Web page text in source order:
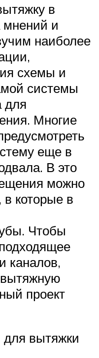
в
мнений и
наиболее
схемы и
системы
для
Многие
еще в
В это
можно
в которые в
Чтобы
каналов,
проект
вытяжки